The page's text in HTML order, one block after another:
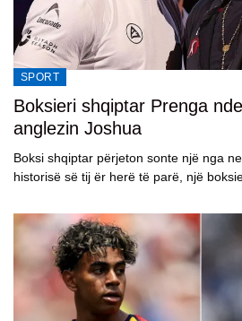
SPORT
Boksieri shqiptar Prenga
anglezin Joshua
Boksi shqiptar përjeton sonte një nga
historisë së tij ër herë të parë, një